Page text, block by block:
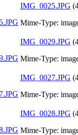
IMG_0025.JPG
Mime-Type:
IMG_0029.JPG
Mime-Type:
IMG_0027.JPG
Mime-Type:
IMG_0028.JPG
Mime-Type: